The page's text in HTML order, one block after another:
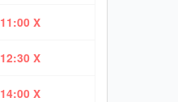
11:00 X
12:30 X
14:00 X